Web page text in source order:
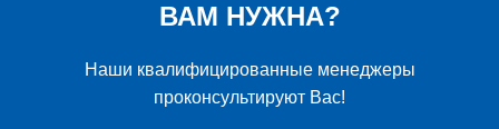
ВАМ НУЖНА?
Наши квалифицированные менеджеры
проконсультируют Вас!